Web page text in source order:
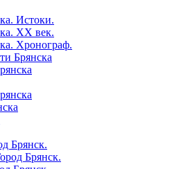
Истоки.
XX век.
Хронограф.
Брянска
Брянск.
Брянск.